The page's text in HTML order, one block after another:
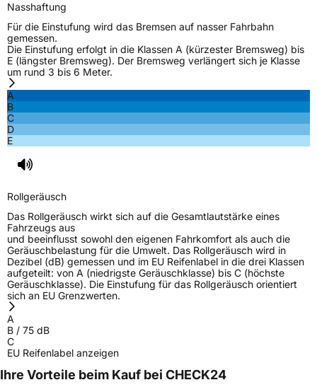
Nasshaftung
Für die Einstufung wird das Bremsen auf nasser Fahrbahn
gemessen.
Die Einstufung erfolgt in die Klassen A (kürzester Bremsweg) bis
E (längster Bremsweg). Der Bremsweg verlängert sich je Klasse
um rund 3 bis 6 Meter.
A
B
C
D
E
Rollgeräusch
Das Rollgeräusch wirkt sich auf die Gesamtlautstärke eines
Fahrzeugs aus
und beeinflusst sowohl den eigenen Fahrkomfort als auch die
Geräuschbelastung für die Umwelt. Das Rollgeräusch wird in
Dezibel (dB) gemessen und im EU Reifenlabel in die drei Klassen
aufgeteilt: von A (niedrigste Geräuschklasse) bis C (höchste
Geräuschklasse). Die Einstufung für das Rollgeräusch orientiert
sich an EU Grenzwerten.
A
B / 75 dB
C
EU Reifenlabel anzeigen
Ihre Vorteile beim Kauf bei CHECK24